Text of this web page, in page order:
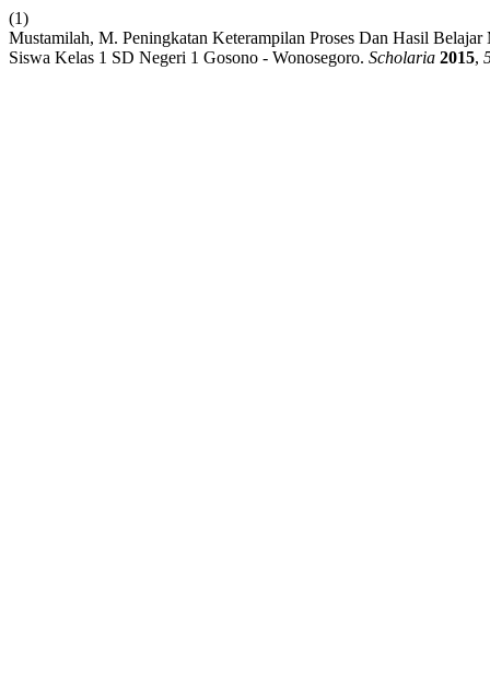
(1)
Mustamilah, M. Peningkatan Keterampilan Proses Dan Hasil
Siswa Kelas 1 SD Negeri 1 Gosono - Wonosegoro. Scholaria 2015,